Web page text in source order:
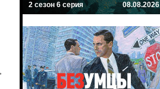
2 сезон 6 серия 08.08.2026